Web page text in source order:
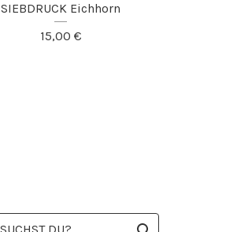
SIEBDRUCK Eichhorn
15,00 €